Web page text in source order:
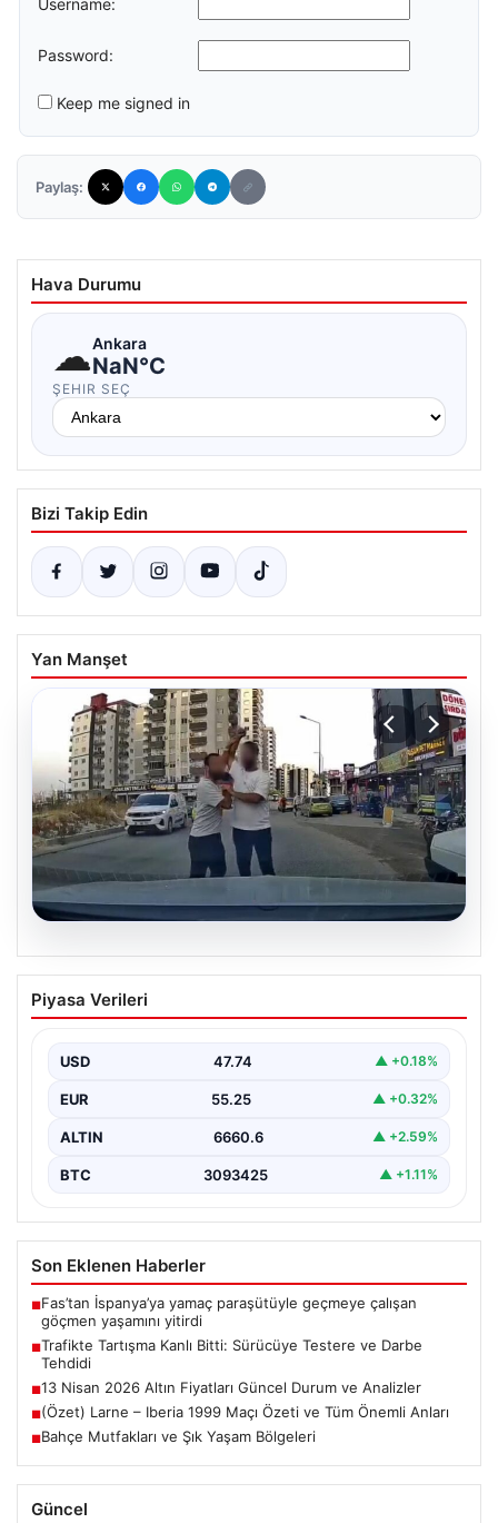
Password:
Keep me signed in
Paylaş:
Hava Durumu
☁Ankara
NaN°C
ŞEHIR SEÇ
Bizi Takip Edin
Yan Manşet
Trafikte Tartışma Kanlı Bitti: Sürücüye
Testere ve Darbe Tehdidi
bir tartışma, şiddet olayına dönüştü. Olay sırasında bir…
Piyasa Verileri
USD 47.74 ▲ +0.18%
EUR 55.25 ▲ +0.32%
ALTIN 6660.6 ▲ +2.59%
BTC 3093425 ▲ +1.11%
Son Eklenen Haberler
■Fas’tan İspanya’ya yamaç paraşütüyle geçmeye çalışan
göçmen yaşamını yitirdi
■Trafikte Tartışma Kanlı Bitti: Sürücüye Testere ve Darbe
Tehdidi
■13 Nisan 2026 Altın Fiyatları Güncel Durum ve Analizler
■(Özet) Larne – Iberia 1999 Maçı Özeti ve Tüm Önemli Anları
■Bahçe Mutfakları ve Şık Yaşam Bölgeleri
Güncel